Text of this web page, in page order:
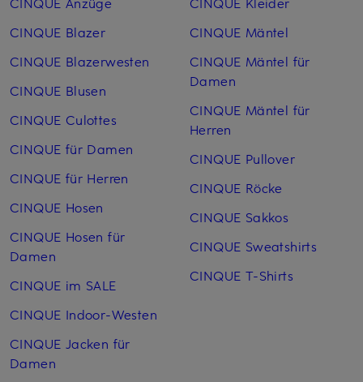
CINQUE Blazer
CINQUE Blazerwesten
CINQUE Blusen
CINQUE Culottes
CINQUE für Damen
CINQUE für Herren
CINQUE Hosen
CINQUE Hosen für
Damen
CINQUE im SALE
CINQUE Indoor-Westen
CINQUE Jacken für
Damen
CINQUE Mäntel
CINQUE Mäntel für
Damen
CINQUE Mäntel für
Herren
CINQUE Pullover
CINQUE Röcke
CINQUE Sakkos
CINQUE Sweatshirts
CINQUE T-Shirts